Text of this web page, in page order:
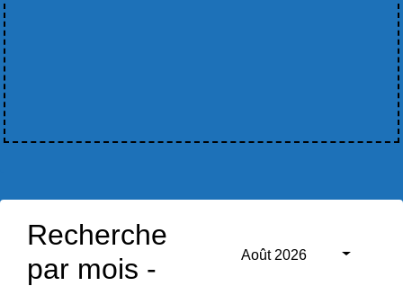
Recherche
par mois -
Août 2026